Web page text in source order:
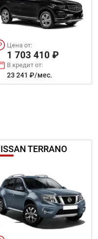
Цена от:
1 703 410 ₽
В кредит от:
23 241 ₽/мес.
TERRANO